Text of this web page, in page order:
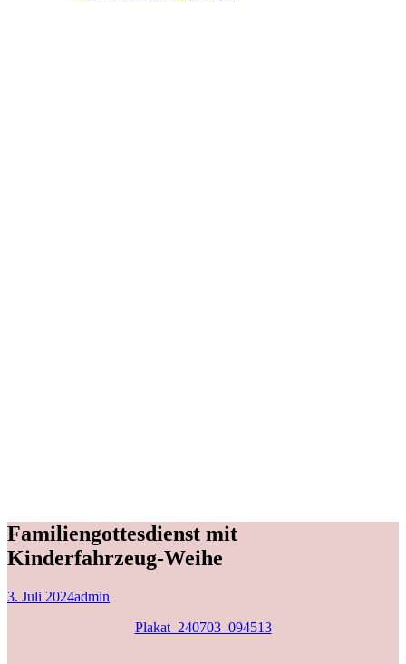
Familiengottesdienst mit
Kinderfahrzeug-Weihe
3. Juli 2024admin
Plakat_240703_094513